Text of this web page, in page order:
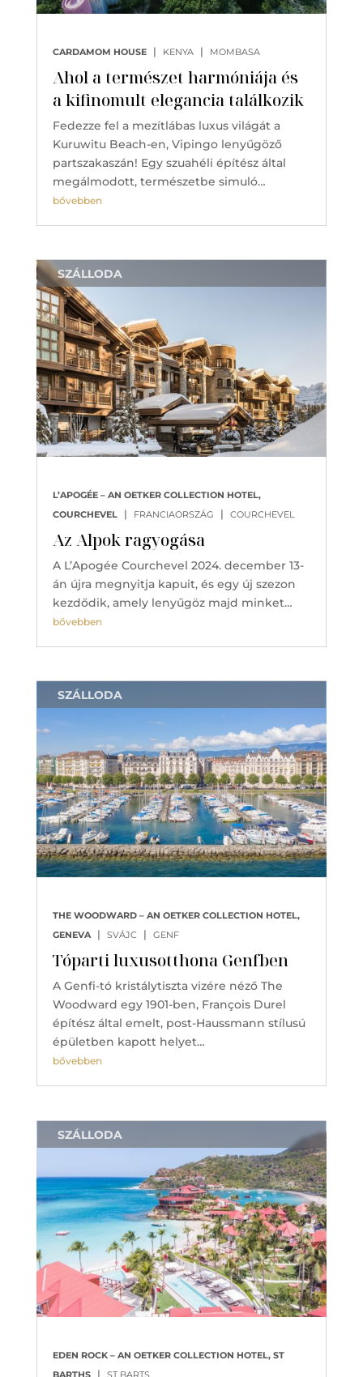
Ahol a természet harmóniája és
a kifinomult elegancia találkozik
CARDAMOM HOUSE | KENYA | MOMBASA
Fedezze fel a mezítlábas luxus világát a
Kuruwitu Beach-en, Vipingo lenyűgöző
partszakaszán! Egy szuahéli építész által
megálmodott, természetbe simuló…
bővebben
Az Alpok ragyogása
L’APOGÉE – AN OETKER COLLECTION HOTEL,
COURCHEVEL
| FRANCIAORSZÁG | COURCHEVEL
SZÁLLODA
A L’Apogée Courchevel 2024. december 13-
án újra megnyitja kapuit, és egy új szezon
kezdődik, amely lenyűgöz majd minket…
bővebben
Tóparti luxusotthona Genfben
THE WOODWARD – AN OETKER COLLECTION HOTEL,
GENEVA
| SVÁJC | GENF
SZÁLLODA
A Genfi-tó kristálytiszta vizére néző The
Woodward egy 1901-ben, François Durel
építész által emelt, post-Haussmann stílusú
épületben kapott helyet…
bővebben
EDEN ROCK – AN OETKER COLLECTION HOTEL, ST
|
SZÁLLODA